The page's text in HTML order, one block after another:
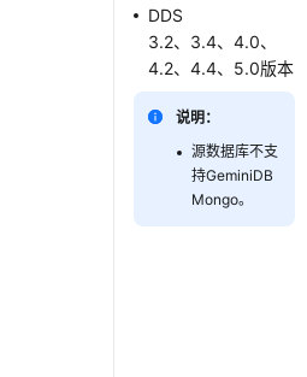
DDS
3.2、3.4、4.0、
4.2、4.4、5.0版本
说明：
源数据库不支
持GeminiDB
Mongo。